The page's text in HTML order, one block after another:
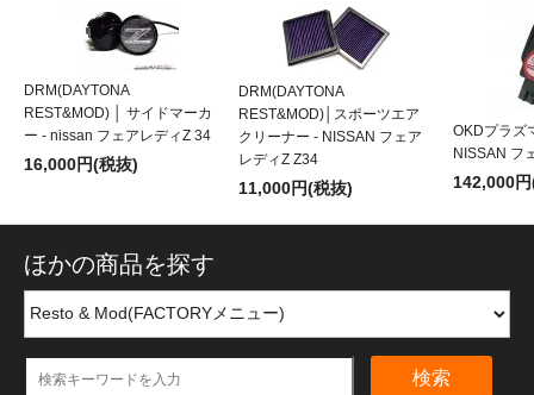
DRM(DAYTONA
REST&MOD) │ サイドマーカ
ー - nissan フェアレディZ 34
16,000円(税抜)
DRM(DAYTONA
REST&MOD)│スポーツエア
クリーナー - NISSAN フェア
レディZ Z34
11,000円(税抜)
OKDプラズ
NISSAN フ
142,000
ほかの商品を探す
検索